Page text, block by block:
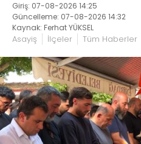
Giriş: 07-08-2026 14:25
Güncelleme: 07-08-2026 14:32
Kaynak: Ferhat YÜKSEL
Asayiş İlçeler Tüm Haberler